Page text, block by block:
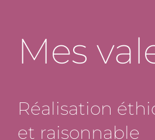
Mes
Réalisation
et raisonnable